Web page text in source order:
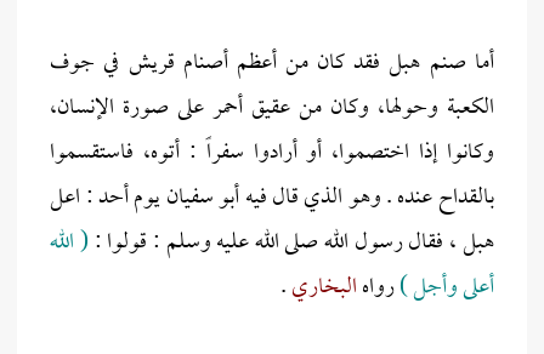
أما صنم هبل فقد كان من أعظم أصنام قريش في جوف
الكعبة وحولها، وكان من عقيق أحمر على صورة الإنسان،
وكانوا إذا اختصموا، أو أرادوا سفراً : أتوه، فاستقسموا
بالقداح عنده . وهو الذي قال فيه أبو سفيان يوم أحد : اعل
هبل ، فقال رسول الله صلى الله عليه وسلم : قولوا :( الله
أعلى وأجل )رواهالبخاري.